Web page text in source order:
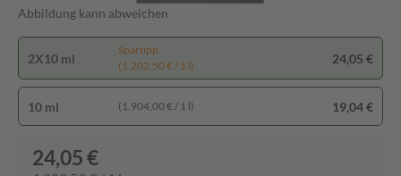
Abbildung kann abweichen
2X10 ml
Spartipp
(1.202,50 € / 1 l)
24,05 €
10 ml (1.904,00 € / 1 l) 19,04 €
24,05 €